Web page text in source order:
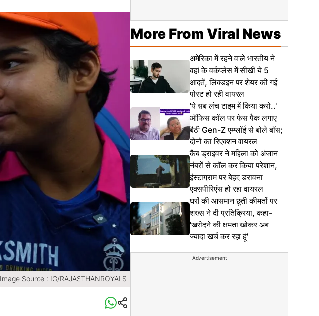
Image Source : IG/RAJASTHANROYALS
More From Viral News
अमेरिका में रहने वाले भारतीय ने
वहां के वर्कप्लेस में सीखीं ये 5
आदतें, लिंक्डइन पर शेयर की गई
पोस्ट हो रही वायरल
'ये सब लंच टाइम में किया करो..'
ऑफिस कॉल पर फेस पैक लगाए
बैठी Gen-Z एम्प्लॉई से बोले बॉस;
दोनों का रिएक्शन वायरल
कैब ड्राइवर ने महिला को अंजान
नंबरों से कॉल कर किया परेशान,
इंस्टाग्राम पर बेहद डरावना
एक्सपीरिएंस हो रहा वायरल
घरों की आसमान छूती कीमतों पर
शख्स ने दी प्रतिक्रिया, कहा-
'खरीदने की क्षमता खोकर अब
ज्यादा खर्च कर रहा हूं'
Advertisement